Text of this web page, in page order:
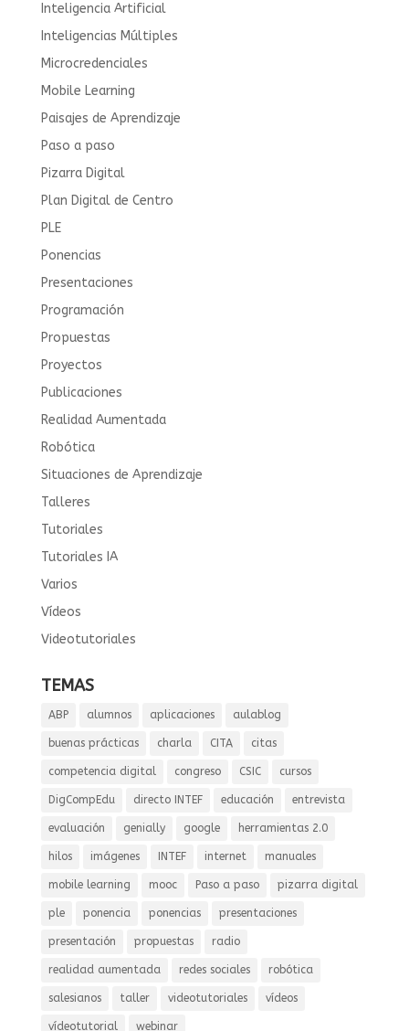
Inteligencia Artificial
Inteligencias Múltiples
Microcredenciales
Mobile Learning
Paisajes de Aprendizaje
Paso a paso
Pizarra Digital
Plan Digital de Centro
PLE
Ponencias
Presentaciones
Programación
Propuestas
Proyectos
Publicaciones
Realidad Aumentada
Robótica
Situaciones de Aprendizaje
Talleres
Tutoriales
Tutoriales IA
Varios
Vídeos
Videotutoriales
TEMAS
ABP alumnos aplicaciones aulablog
buenas prácticas charla CITA citas
competencia digital congreso CSIC cursos
DigCompEdu directo INTEF educación entrevista
evaluación genially google herramientas 2.0
hilos imágenes INTEF internet manuales
mobile learning mooc Paso a paso pizarra digital
ple ponencia ponencias presentaciones
presentación propuestas radio
realidad aumentada redes sociales robótica
salesianos taller videotutoriales vídeos
vídeotutorial webinar